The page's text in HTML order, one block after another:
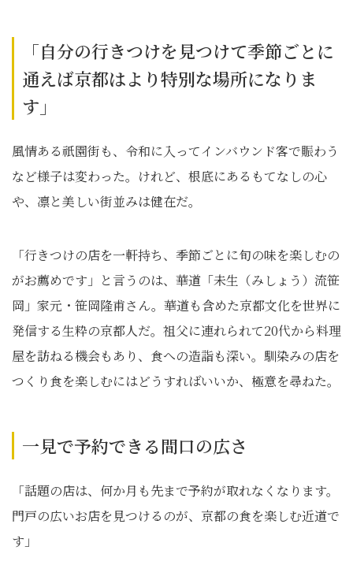
「自分の行きつけを見つけて季節ごとに
通えば京都はより特別な場所になりま
す」
風情ある祇園街も、令和に入ってインバウンド客で賑わう
など様子は変わった。けれど、根底にあるもてなしの心
や、凛と美しい街並みは健在だ。
「行きつけの店を一軒持ち、季節ごとに旬の味を楽しむの
がお薦めです」と言うのは、華道「未生（みしょう）流笹
岡」家元・笹岡隆甫さん。華道も含めた京都文化を世界に
発信する生粋の京都人だ。祖父に連れられて20代から料理
屋を訪ねる機会もあり、食への造詣も深い。馴染みの店を
つくり食を楽しむにはどうすればいいか、極意を尋ねた。
一見で予約できる間口の広さ
「話題の店は、何か月も先まで予約が取れなくなります。
門戸の広いお店を見つけるのが、京都の食を楽しむ近道で
す」